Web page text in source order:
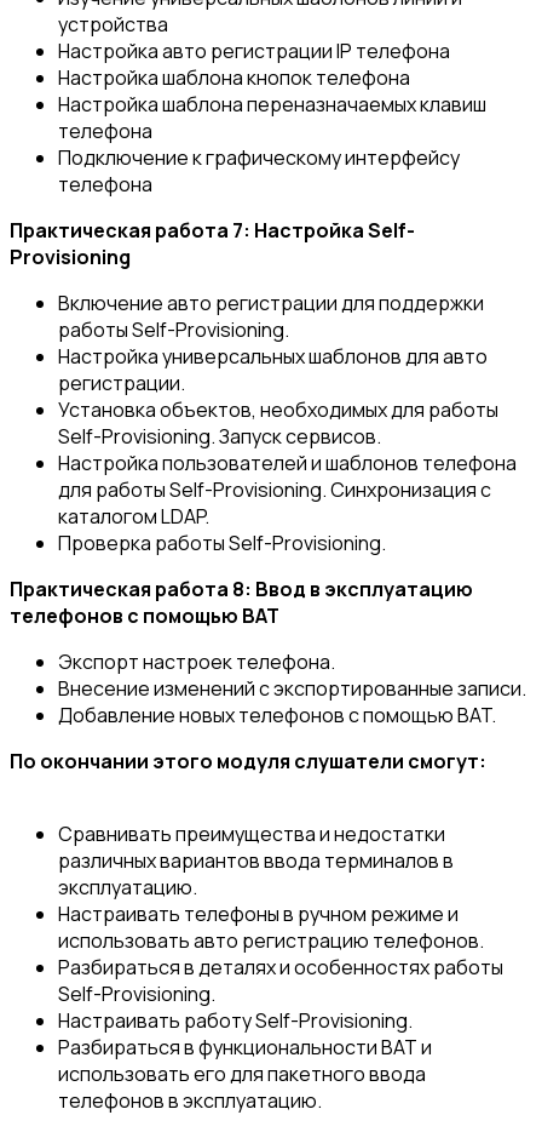
устройства
Настройка авто регистрации IP телефона
Настройка шаблона кнопок телефона
Настройка шаблона переназначаемых клавиш
телефона
Подключение к графическому интерфейсу
телефона
Практическая работа 7: Настройка Self-
Provisioning
Включение авто регистрации для поддержки
работы Self-Provisioning.
Настройка универсальных шаблонов для авто
регистрации.
Установка объектов, необходимых для работы
Self-Provisioning. Запуск сервисов.
Настройка пользователей и шаблонов телефона
для работы Self-Provisioning. Синхронизация с
каталогом LDAP.
Проверка работы Self-Provisioning.
Практическая работа 8: Ввод в эксплуатацию
телефонов с помощью BAT
Экспорт настроек телефона.
Внесение изменений с экспортированные записи.
Добавление новых телефонов с помощью BAT.
По окончании этого модуля слушатели смогут:
Сравнивать преимущества и недостатки
различных вариантов ввода терминалов в
эксплуатацию.
Настраивать телефоны в ручном режиме и
использовать авто регистрацию телефонов.
Разбираться в деталях и особенностях работы
Self-Provisioning.
Настраивать работу Self-Provisioning.
Разбираться в функциональности BAT и
использовать его для пакетного ввода
телефонов в эксплуатацию.